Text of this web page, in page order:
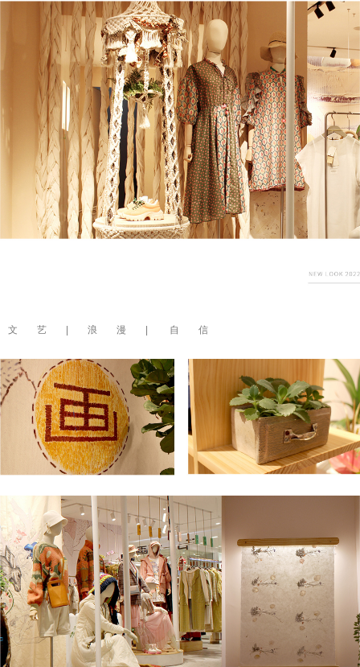
文 艺 | 浪 漫 | 自 信